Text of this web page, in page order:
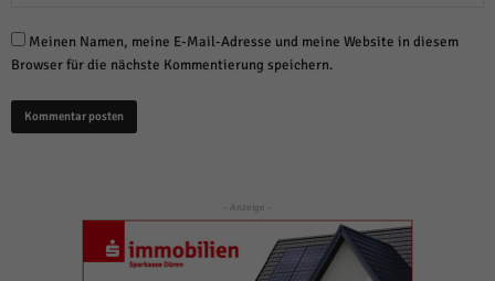
Meinen Namen, meine E-Mail-Adresse und meine Website in diesem
Browser für die nächste Kommentierung speichern.
- Anzeige -